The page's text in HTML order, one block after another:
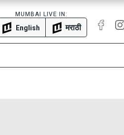
MUMBAI LIVE IN:
English मराठी